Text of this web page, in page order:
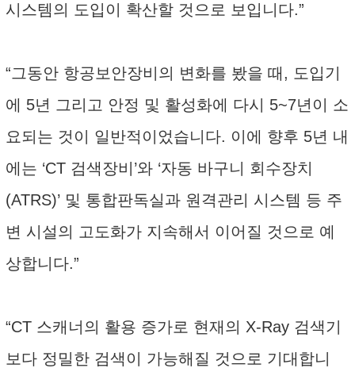
시스템의 도입이 확산할 것으로 보입니다.”
“그동안 항공보안장비의 변화를 봤을 때, 도입기
에 5년 그리고 안정 및 활성화에 다시 5~7년이 소
요되는 것이 일반적이었습니다. 이에 향후 5년 내
에는 ‘CT 검색장비’와 ‘자동 바구니 회수장치
(ATRS)’ 및 통합판독실과 원격관리 시스템 등 주
변 시설의 고도화가 지속해서 이어질 것으로 예
상합니다.”
“CT 스캐너의 활용 증가로 현재의 X-Ray 검색기
보다 정밀한 검색이 가능해질 것으로 기대합니